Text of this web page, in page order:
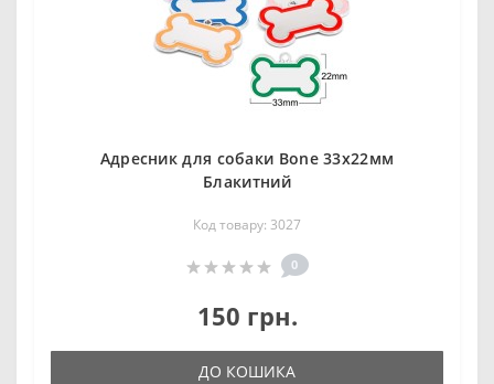
Адресник для собаки Bone 33x22мм
Блакитний
Код товару: 3027
0
150 грн.
ДО КОШИКА